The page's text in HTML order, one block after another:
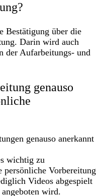
Bestätigung über die
Darin wird auch
der Aufarbeitungs- und
genauso
genauso anerkannt
wichtig zu
persönliche Vorbereitung
Videos abgespielt
wird.